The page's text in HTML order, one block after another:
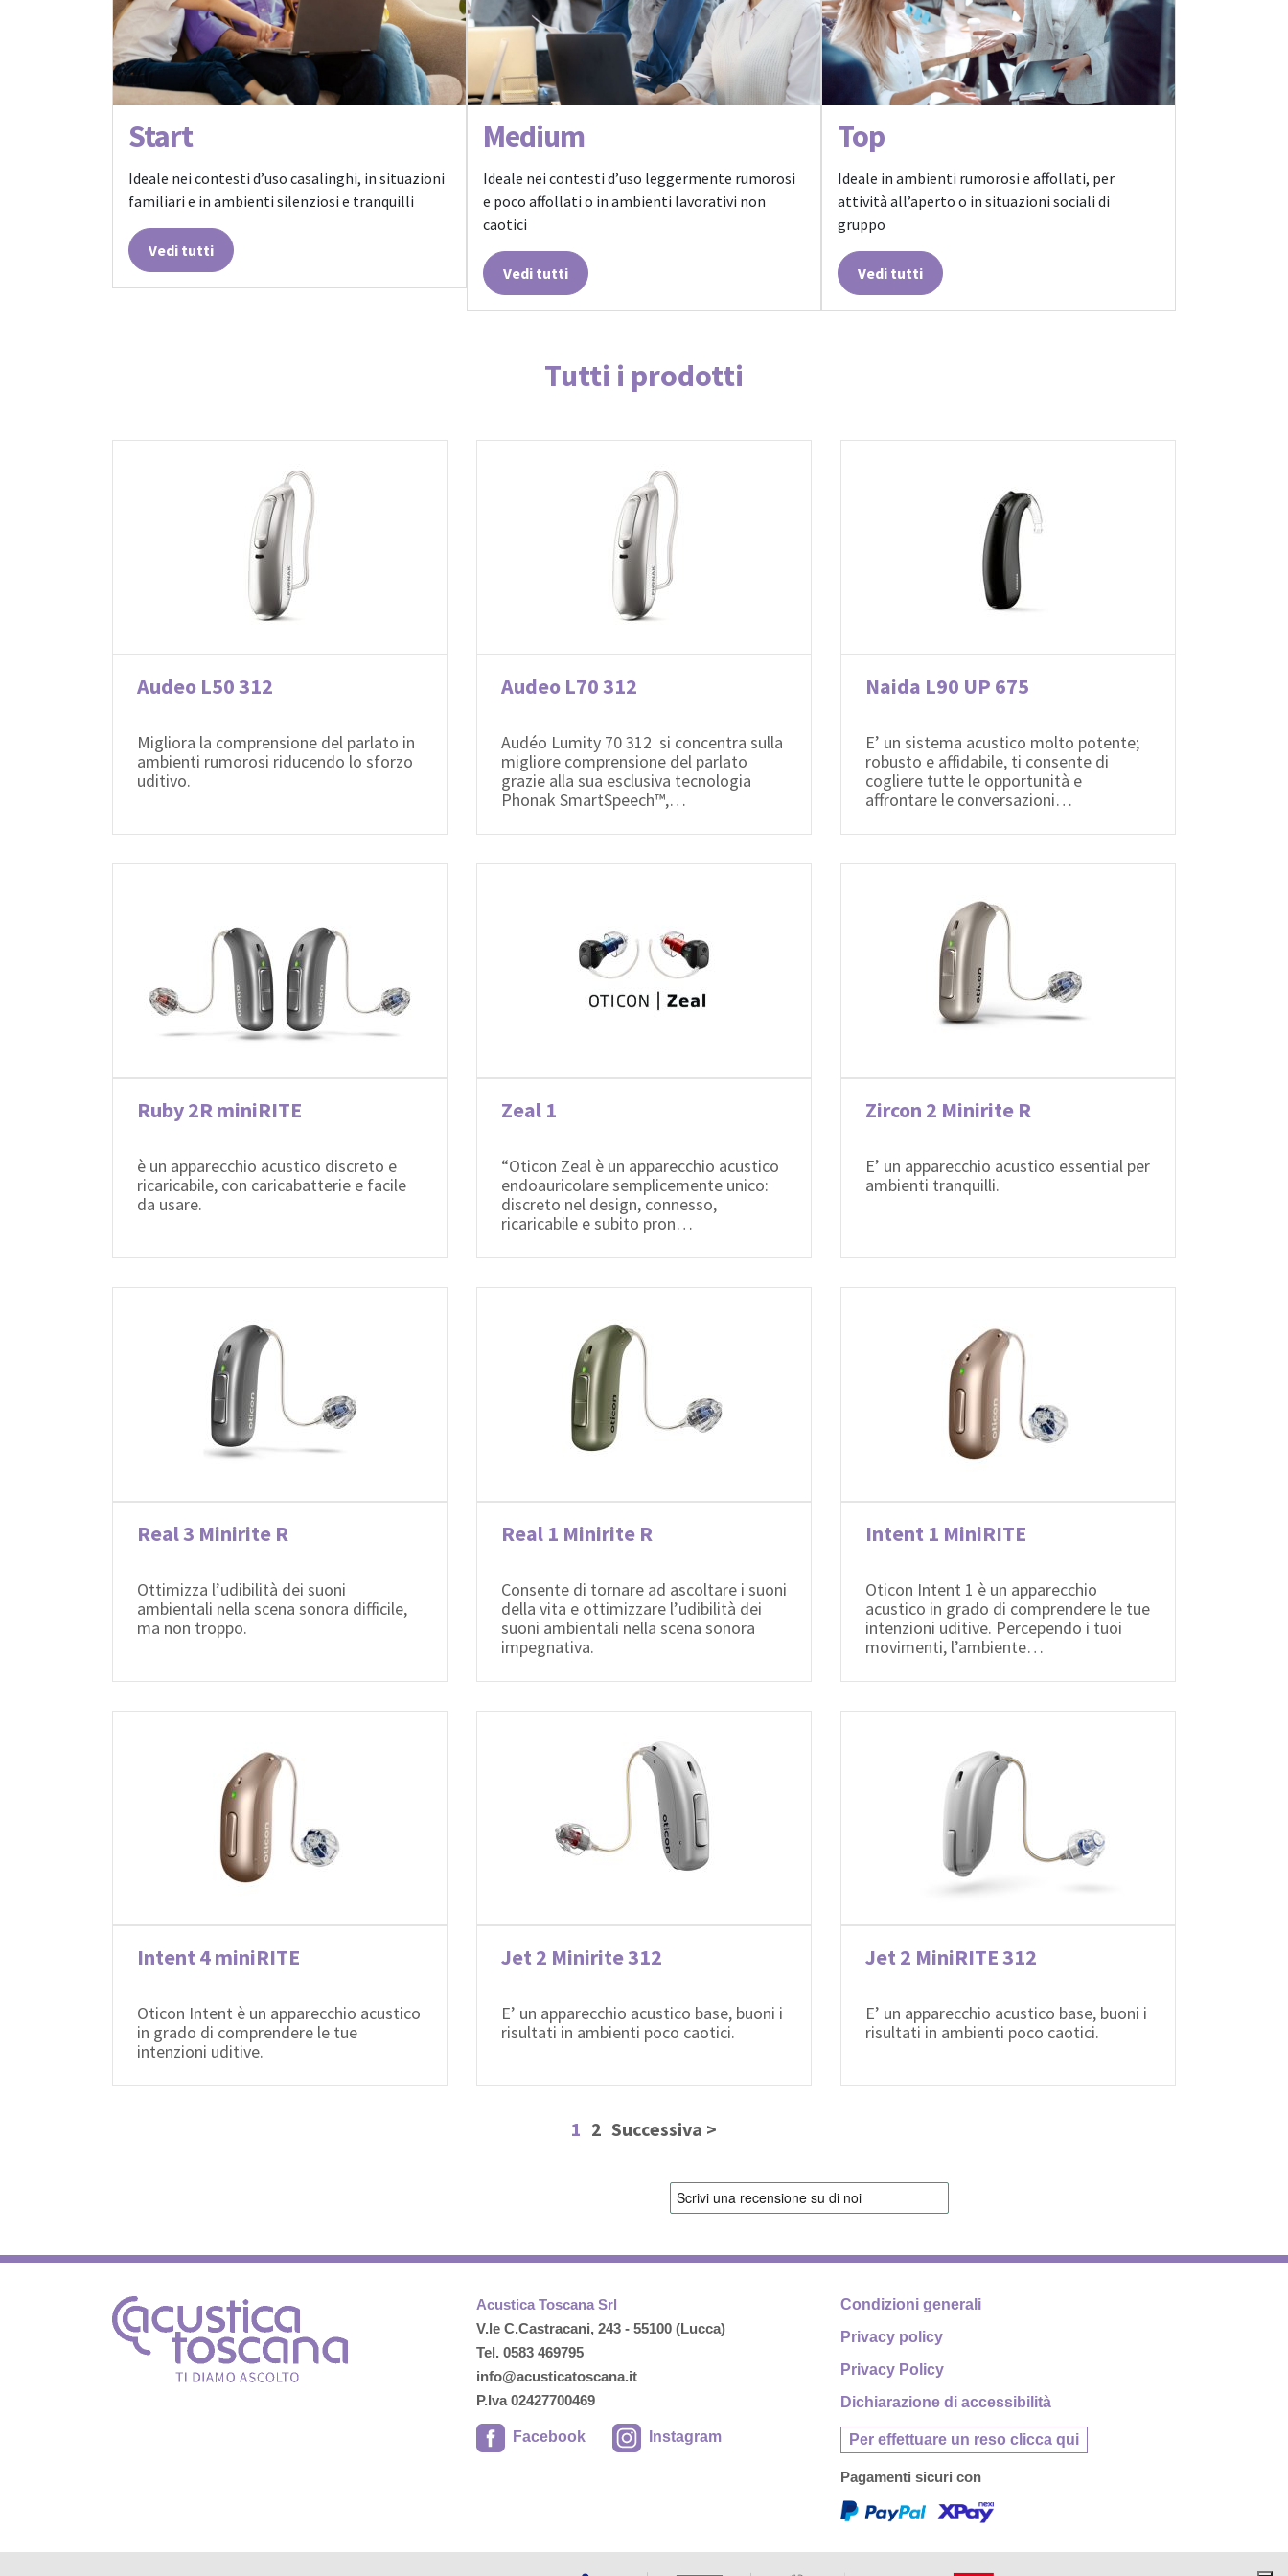
Start
Ideale nei contesti d’uso casalinghi, in situazioni
familiari e in ambienti silenziosi e tranquilli
Vedi tutti
Medium
Ideale nei contesti d’uso leggermente rumorosi
e poco affollati o in ambienti lavorativi non
caotici
Vedi tutti
Top
Ideale in ambienti rumorosi e affollati, per
attività all’aperto o in situazioni sociali di
gruppo
Vedi tutti
Tutti i prodotti
Audeo L50 312
Migliora la comprensione del parlato in
ambienti rumorosi riducendo lo sforzo
uditivo.
Audeo L70 312
Audéo Lumity 70 312 si concentra sulla
migliore comprensione del parlato
grazie alla sua esclusiva tecnologia
Phonak SmartSpeech™,…
Naida L90 UP 675
E’ un sistema acustico molto potente;
robusto e affidabile, ti consente di
cogliere tutte le opportunità e
affrontare le conversazioni…
Ruby 2R miniRITE
è un apparecchio acustico discreto e
ricaricabile, con caricabatterie e facile
da usare.
Zeal 1
“Oticon Zeal è un apparecchio acustico
endoauricolare semplicemente unico:
discreto nel design, connesso,
ricaricabile e subito pron…
Zircon 2 Minirite R
E’ un apparecchio acustico essential per
ambienti tranquilli.
Real 3 Minirite R
Ottimizza l’udibilità dei suoni
ambientali nella scena sonora difficile,
ma non troppo.
Real 1 Minirite R
Consente di tornare ad ascoltare i suoni
della vita e ottimizzare l’udibilità dei
suoni ambientali nella scena sonora
impegnativa.
Intent 1 MiniRITE
Oticon Intent 1 è un apparecchio
acustico in grado di comprendere le tue
intenzioni uditive. Percependo i tuoi
movimenti, l’ambiente…
Intent 4 miniRITE
Oticon Intent è un apparecchio acustico
in grado di comprendere le tue
intenzioni uditive.
Jet 2 Minirite 312
E’ un apparecchio acustico base, buoni i
risultati in ambienti poco caotici.
Jet 2 MiniRITE 312
E’ un apparecchio acustico base, buoni i
risultati in ambienti poco caotici.
1 2 Successiva >
Acustica Toscana Srl
V.le C.Castracani, 243 - 55100 (Lucca)
Tel. 0583 469795
info@acusticatoscana.it
P.Iva 02427700469
Facebook Instagram
Condizioni generali
Privacy policy
Privacy Policy
Dichiarazione di accessibilità
Per effettuare un reso clicca qui
Pagamenti sicuri con